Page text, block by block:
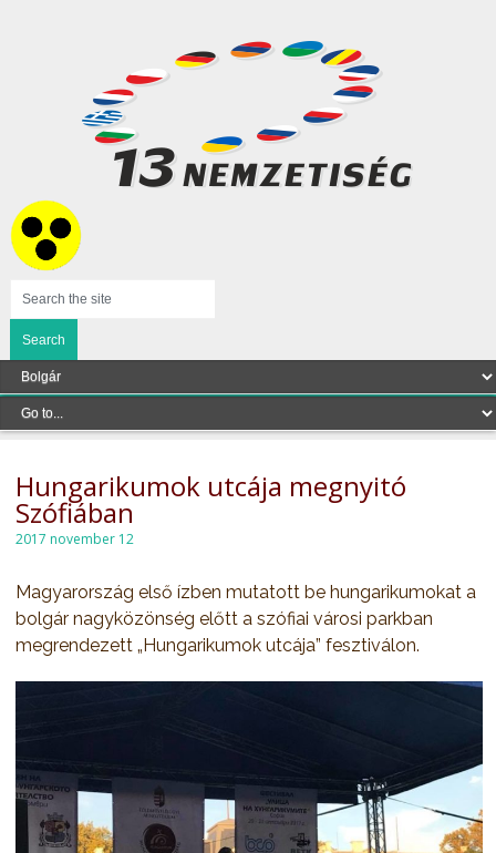
Hungarikumok utcája megnyitó
Szófiában
2017 november 12
Magyarország első ízben mutatott be hungarikumokat a
bolgár nagyközönség előtt a szófiai városi parkban
megrendezett „Hungarikumok utcája” fesztiválon.